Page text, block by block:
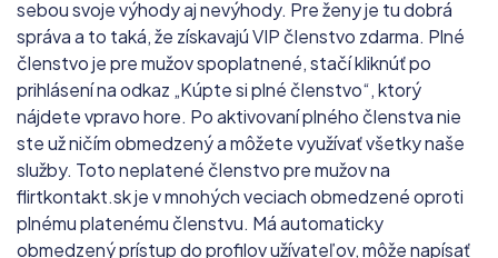
sebou svoje výhody aj nevýhody. Pre ženy je tu dobrá
správa a to taká, že získavajú VIP členstvo zdarma. Plné
členstvo je pre mužov spoplatnené, stačí kliknúť po
prihlásení na odkaz „Kúpte si plné členstvo“, ktorý
nájdete vpravo hore. Po aktivovaní plného členstva nie
ste už ničím obmedzený a môžete využívať všetky naše
služby. Toto neplatené členstvo pre mužov na
flirtkontakt.sk je v mnohých veciach obmedzené oproti
plnému platenému členstvu. Má automaticky
obmedzený prístup do profilov užívateľov, môže napísať